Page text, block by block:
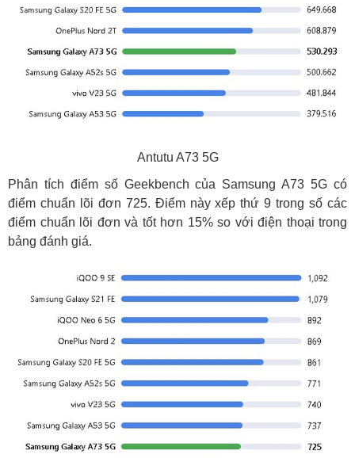
Antutu A73 5G
Phân tích điểm số Geekbench của Samsung A73 5G có
điểm chuẩn lõi đơn 725. Điểm này xếp thứ 9 trong số các
điểm chuẩn lõi đơn và tốt hơn 15% so với điện thoại trong
bảng đánh giá.